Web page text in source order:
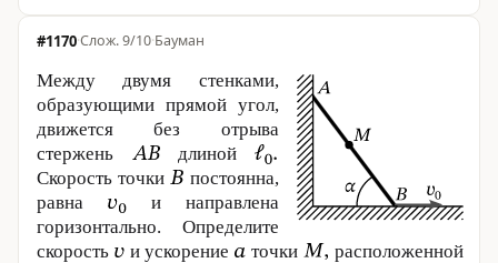
#1170· 9/10·Бауман
Между двумя стенками,
образующими прямой угол,
движется без отрыва
стержень
длиной
Скорость точки
постоянна,
равна
и направлена
горизонтально. Определите
скорость
и ускорение точки
расположенной